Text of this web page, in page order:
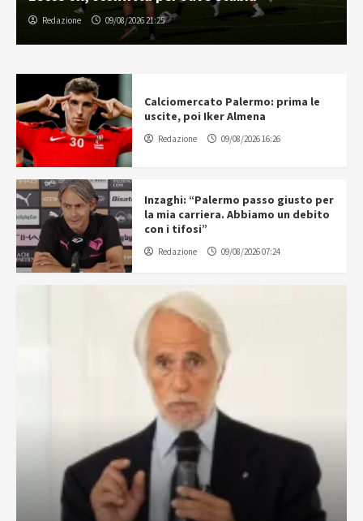
Redazione 09/08/2026 21:25
Calciomercato Palermo: prima le
uscite, poi Iker Almena
Redazione 09/08/2026 16:26
Inzaghi: “Palermo passo giusto per
la mia carriera. Abbiamo un debito
con i tifosi”
Redazione 09/08/2026 07:24